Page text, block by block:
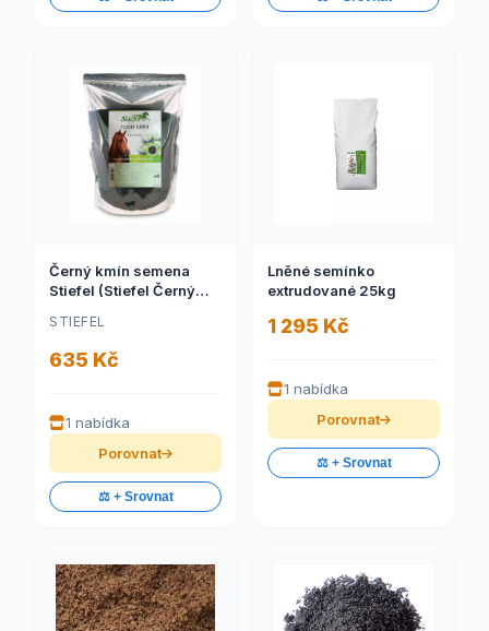
Černý kmín semena
Stiefel (Stiefel Černý
imunitní systém,
dýchací cesty a pro
koně s letní vyrážkou,
STIEFEL
635 Kč
1 nabídka
Porovnat
⚖️ + Srovnat
Lněné semínko
extrudované 25kg
1 295 Kč
1 nabídka
Porovnat
⚖️ + Srovnat